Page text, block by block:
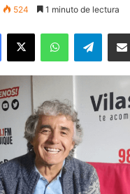
524 1 minuto de lectura
Facebook
X WhatsApp